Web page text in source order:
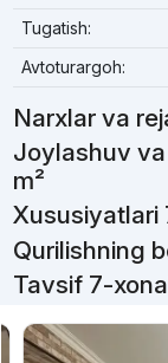
Tugatish:
Avtoturargoh:
Narxlar va
Joylashuv
m²
Xususiyatlari
Qurilishning
Tavsif 7-